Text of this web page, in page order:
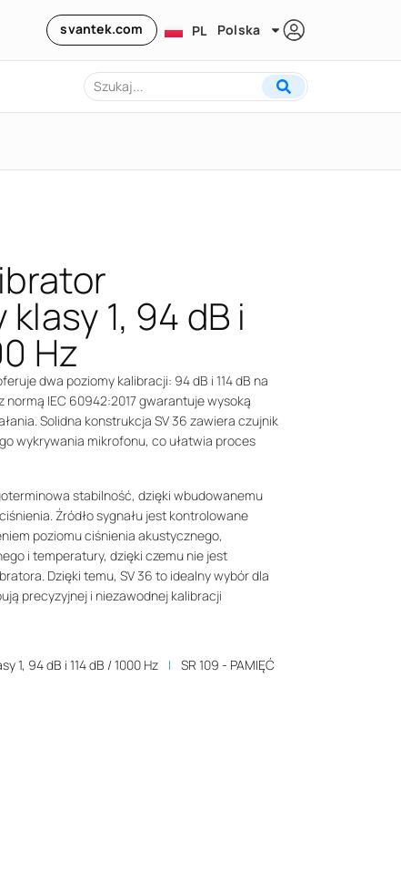
svantek.com PL Polska
1, 94 dB i
Hz
dwa poziomy kalibracji: 94 dB i 114 dB na
normą IEC 60942:2017 gwarantuje wysoką
Solidna konstrukcja SV 36 zawiera czujnik
wykrywania mikrofonu, co ułatwia proces
stabilność, dzięki wbudowanemu
Źródło sygnału jest kontrolowane
poziomu ciśnienia akustycznego,
i temperatury, dzięki czemu nie jest
Dzięki temu, SV 36 to idealny wybór dla
precyzyjnej i niezawodnej kalibracji
1, 94 dB i 114 dB / 1000 Hz
SR 109 - PAMIĘĆ